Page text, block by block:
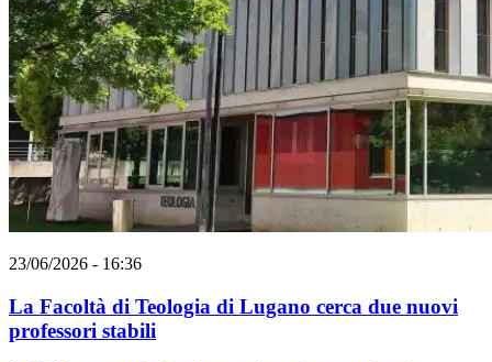
23/06/2026 - 16:36
La Facoltà di Teologia di Lugano cerca due nuovi
professori stabili